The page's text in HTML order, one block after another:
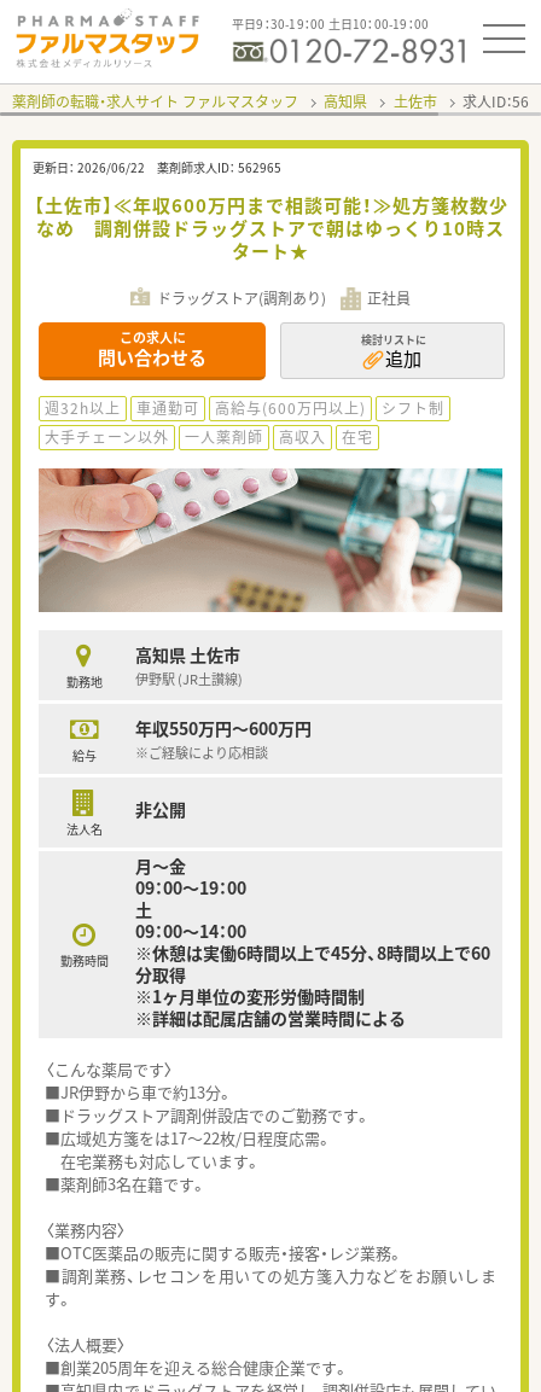
平日9：30-19：00 土日10：00-19：00
薬剤師の転職・求人サイト ファルマスタッフ 高知県 土佐市 求人ID：
更新日： 2026/06/22 薬剤師求人ID： 562965
【土佐市】≪年収600万円まで相談可能！≫処方箋枚数少
なめ 調剤併設ドラッグストアで朝はゆっくり10時ス
タート★
ドラッグストア(調剤あり) 正社員
この求人に
問い合わせる
検討リストに
追加
週32h以上 車通勤可 高給与(600万円以上)
シフト制
大手チェーン以外
一人薬剤師 高収入 在宅
勤務地
高知県 土佐市
伊野駅 (JR土讃線)
給与
年収550万円～600万円
※ご経験により応相談
法人名
非公開
勤務時間
月～金
09：00～19：00
土
09：00～14：00
※休憩は実働6時間以上で45分、8時間以上で60
分取得
※1ヶ月単位の変形労働時間制
※詳細は配属店舗の営業時間による
〈こんな薬局です〉
■JR伊野から車で約13分。
■ドラッグストア調剤併設店でのご勤務です。
■広域処方箋をは17～22枚/日程度応需。
在宅業務も対応しています。
■薬剤師3名在籍です。
〈業務内容〉
■OTC医薬品の販売に関する販売・接客・レジ業務。
■調剤業務、レセコンを用いての処方箋入力などをお願いしま
す。
〈法人概要〉
■創業205周年を迎える総合健康企業です。